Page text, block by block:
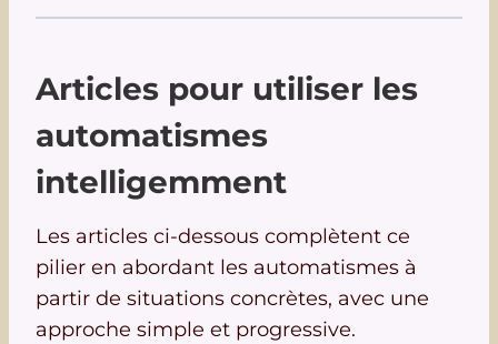
Articles pour utiliser les
automatismes
intelligemment
Les articles ci-dessous complètent ce
pilier en abordant les automatismes à
partir de situations concrètes, avec une
approche simple et progressive.